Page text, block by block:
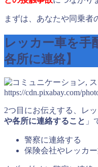
まずは、あなたや同乗者
レッカー車を
各所に連絡】
https://cdn.pixabay.com/
2つ目にお伝えする、レ
や各所に連絡すること 」
警察に連絡する
保険会社やレッカ